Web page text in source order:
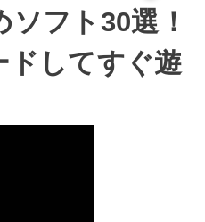
フト30選！
ドしてすぐ遊